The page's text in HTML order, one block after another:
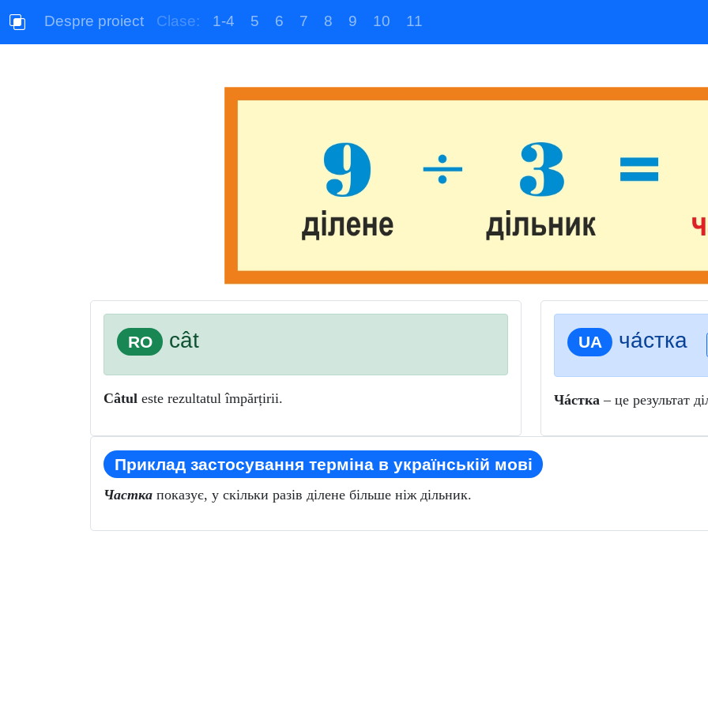
Despre proiect Clase: 1-4 5 6 7 8 9 10 11
RO cât
Câtul este rezultatul împărțirii.
UA ча́стка
Чáстка – це результат
Приклад застосування терміна в українській мові
Частка показує, у скільки разів ділене більше ніж дільник.